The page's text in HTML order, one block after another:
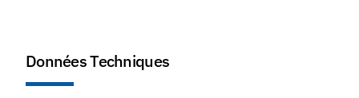
Données Techniques